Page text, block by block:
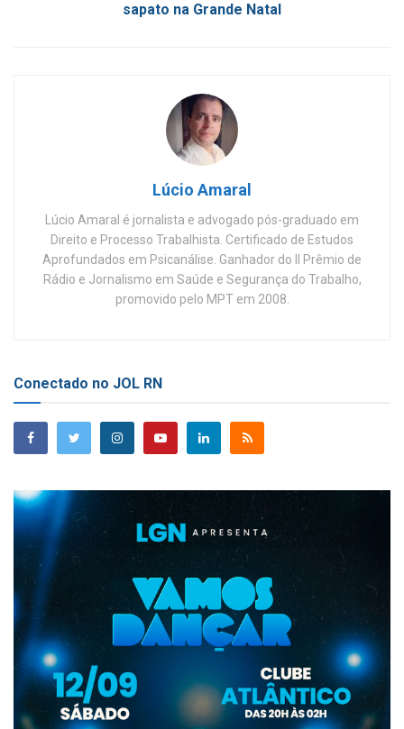
sapato na Grande Natal
Lúcio Amaral
Lúcio Amaral é jornalista e advogado pós-graduado em
Direito e Processo Trabalhista. Certificado de Estudos
Aprofundados em Psicanálise. Ganhador do II Prêmio de
Rádio e Jornalismo em Saúde e Segurança do Trabalho,
promovido pelo MPT em 2008.
Conectado no JOL RN